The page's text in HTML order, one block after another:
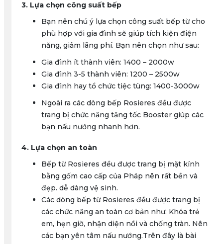
3. Lựa chọn công suất bếp
Bạn nên chú ý lựa chọn công suất bếp từ cho
phù hợp với gia đình sẽ giúp tích kiện điện
năng, giảm lãng phí. Bạn nên chọn như sau:
Gia đình ít thành viên: 1400 – 2000w
Gia đình 3-5 thành viên: 1200 – 2500w
Gia đình hay tổ chức tiệc tùng: 1400-3000w
Ngoài ra các dòng bếp Rosieres đều được
trang bị chức năng tăng tốc Booster giúp các
bạn nấu nướng nhanh hơn.
4. Lựa chọn an toàn
Bếp từ Rosieres đều được trang bị mặt kính
bằng gốm cao cấp của Pháp nên rất bền và
đẹp. dễ dàng vệ sinh.
Các dòng bếp từ Rosieres đều được trang bị
các chức năng an toàn cơ bản như: Khóa trẻ
em, hẹn giờ, nhận diện nồi và chống tràn. Nên
các bạn yên tâm nấu nướng.Trên đây là bài